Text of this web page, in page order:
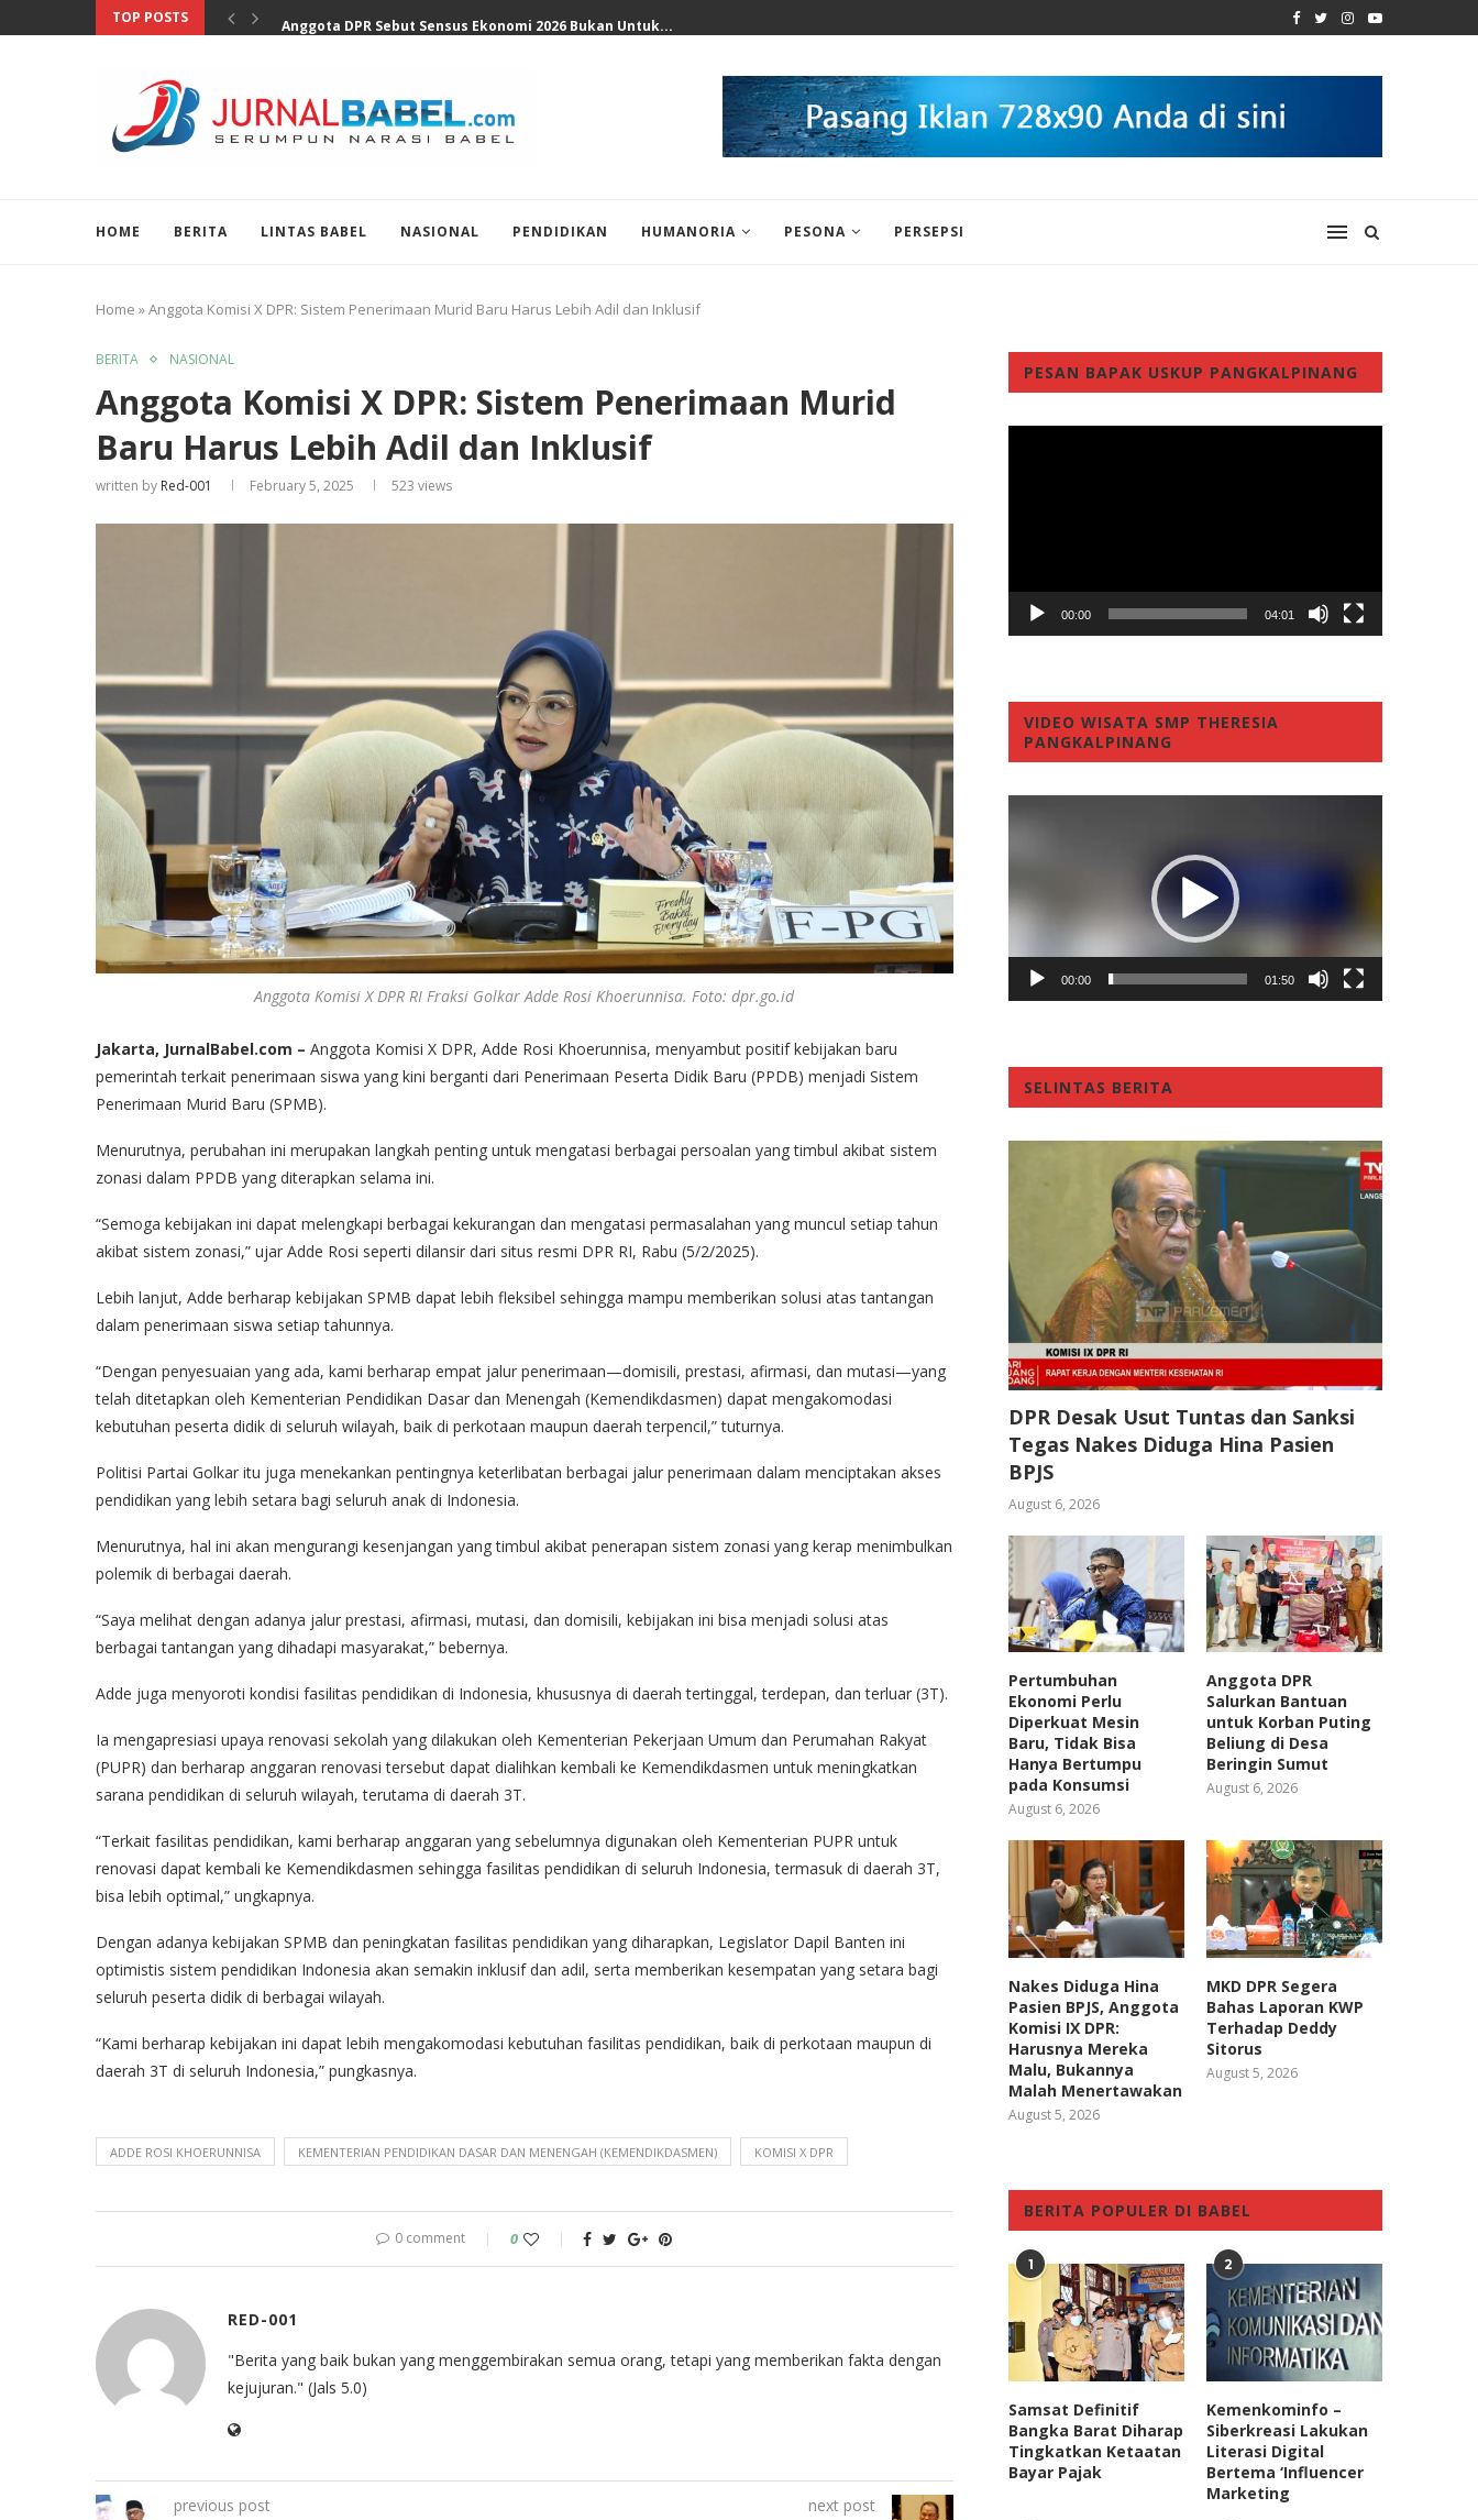
TOP POSTS Anggota DPR Sebut Sensus Ekonomi 2026 Bukan Untuk...
HOME BERITA LINTAS BABEL NASIONAL PENDIDIKAN HUMANORIA PESONA PERSEPSI
Home »Anggota Komisi X DPR: Sistem Penerimaan Murid Baru Harus Lebih Adil dan Inklusif
BERITA NASIONAL
Anggota Komisi X DPR: Sistem Penerimaan Murid
Baru Harus Lebih Adil dan Inklusif
written by Red-001 February 5, 2025 523 views
Anggota Komisi X DPR RI Fraksi Golkar Adde Rosi Khoerunnisa. Foto: dpr.go.id
Jakarta, JurnalBabel.com – Anggota Komisi X DPR, Adde Rosi Khoerunnisa, menyambut positif kebijakan baru
pemerintah terkait penerimaan siswa yang kini berganti dari Penerimaan Peserta Didik Baru (PPDB) menjadi Sistem
Penerimaan Murid Baru (SPMB).
Menurutnya, perubahan ini merupakan langkah penting untuk mengatasi berbagai persoalan yang timbul akibat sistem
zonasi dalam PPDB yang diterapkan selama ini.
“Semoga kebijakan ini dapat melengkapi berbagai kekurangan dan mengatasi permasalahan yang muncul setiap tahun
akibat sistem zonasi,” ujar Adde Rosi seperti dilansir dari situs resmi DPR RI, Rabu (5/2/2025).
Lebih lanjut, Adde berharap kebijakan SPMB dapat lebih fleksibel sehingga mampu memberikan solusi atas tantangan
dalam penerimaan siswa setiap tahunnya.
“Dengan penyesuaian yang ada, kami berharap empat jalur penerimaan—domisili, prestasi, afirmasi, dan mutasi—yang
telah ditetapkan oleh Kementerian Pendidikan Dasar dan Menengah (Kemendikdasmen) dapat mengakomodasi
kebutuhan peserta didik di seluruh wilayah, baik di perkotaan maupun daerah terpencil,” tuturnya.
Politisi Partai Golkar itu juga menekankan pentingnya keterlibatan berbagai jalur penerimaan dalam menciptakan akses
pendidikan yang lebih setara bagi seluruh anak di Indonesia.
Menurutnya, hal ini akan mengurangi kesenjangan yang timbul akibat penerapan sistem zonasi yang kerap menimbulkan
polemik di berbagai daerah.
“Saya melihat dengan adanya jalur prestasi, afirmasi, mutasi, dan domisili, kebijakan ini bisa menjadi solusi atas
berbagai tantangan yang dihadapi masyarakat,” bebernya.
Adde juga menyoroti kondisi fasilitas pendidikan di Indonesia, khususnya di daerah tertinggal, terdepan, dan terluar (3T).
Ia mengapresiasi upaya renovasi sekolah yang dilakukan oleh Kementerian Pekerjaan Umum dan Perumahan Rakyat
(PUPR) dan berharap anggaran renovasi tersebut dapat dialihkan kembali ke Kemendikdasmen untuk meningkatkan
sarana pendidikan di seluruh wilayah, terutama di daerah 3T.
“Terkait fasilitas pendidikan, kami berharap anggaran yang sebelumnya digunakan oleh Kementerian PUPR untuk
renovasi dapat kembali ke Kemendikdasmen sehingga fasilitas pendidikan di seluruh Indonesia, termasuk di daerah 3T,
bisa lebih optimal,” ungkapnya.
Dengan adanya kebijakan SPMB dan peningkatan fasilitas pendidikan yang diharapkan, Legislator Dapil Banten ini
optimistis sistem pendidikan Indonesia akan semakin inklusif dan adil, serta memberikan kesempatan yang setara bagi
seluruh peserta didik di berbagai wilayah.
“Kami berharap kebijakan ini dapat lebih mengakomodasi kebutuhan fasilitas pendidikan, baik di perkotaan maupun di
daerah 3T di seluruh Indonesia,” pungkasnya.
ADDE ROSI KHOERUNNISA KEMENTERIAN PENDIDIKAN DASAR DAN MENENGAH (KEMENDIKDASMEN) KOMISI X DPR
0 comment 0
RED-001
"Berita yang baik bukan yang menggembirakan semua orang, tetapi yang memberikan fakta dengan
kejujuran." (Jals 5.0)
previous post
next post
PESAN BAPAK USKUP PANGKALPINANG
00:00 04:01
VIDEO WISATA SMP THERESIA
PANGKALPINANG
00:00 01:50
SELINTAS BERITA
DPR Desak Usut Tuntas dan Sanksi
Tegas Nakes Diduga Hina Pasien
BPJS
August 6, 2026
Pertumbuhan
Ekonomi Perlu
Diperkuat Mesin
Baru, Tidak Bisa
Hanya Bertumpu
pada Konsumsi
August 6, 2026
Anggota DPR
Salurkan Bantuan
untuk Korban Puting
Beliung di Desa
Beringin Sumut
August 6, 2026
Nakes Diduga Hina
Pasien BPJS, Anggota
Komisi IX DPR:
Harusnya Mereka
Malu, Bukannya
Malah Menertawakan
August 5, 2026
MKD DPR Segera
Bahas Laporan KWP
Terhadap Deddy
Sitorus
August 5, 2026
BERITA POPULER DI BABEL
1
Samsat Definitif
Bangka Barat Diharap
Tingkatkan Ketaatan
Bayar Pajak
2
Kemenkominfo –
Siberkreasi Lakukan
Literasi Digital
Bertema ‘Influencer
Marketing